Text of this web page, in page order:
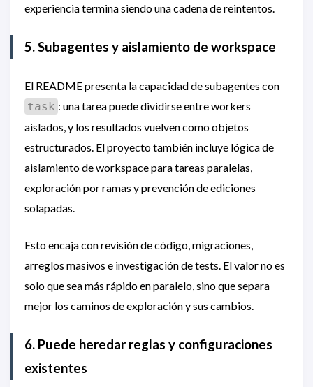
experiencia termina siendo una cadena de reintentos.
5. Subagentes y aislamiento de workspace
El README presenta la capacidad de subagentes con
task : una tarea puede dividirse entre workers
aislados, y los resultados vuelven como objetos
estructurados. El proyecto también incluye lógica de
aislamiento de workspace para tareas paralelas,
exploración por ramas y prevención de ediciones
solapadas.
Esto encaja con revisión de código, migraciones,
arreglos masivos e investigación de tests. El valor no es
solo que sea más rápido en paralelo, sino que separa
mejor los caminos de exploración y sus cambios.
6. Puede heredar reglas y configuraciones
existentes